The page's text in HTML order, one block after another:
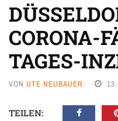
CORONA-
TAGES-
VON UTE NEUBAUER
TEILEN: